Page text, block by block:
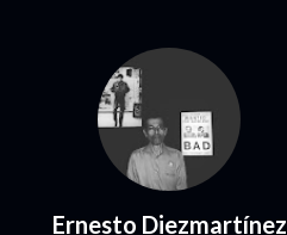
Ernesto Diezmartínez